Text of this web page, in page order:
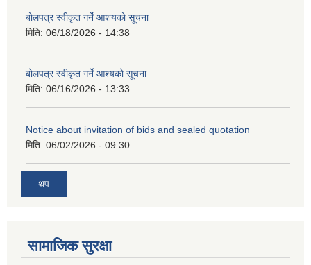
बोलपत्र स्वीकृत गर्ने आशयको सूचना
मिति: 06/18/2026 - 14:38
बोलपत्र स्वीकृत गर्ने आश्यको सूचना
मिति: 06/16/2026 - 13:33
Notice about invitation of bids and sealed quotation
मिति: 06/02/2026 - 09:30
थप
सामाजिक सुरक्षा